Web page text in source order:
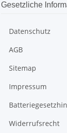
Gesetzliche
Datenschutz
AGB
Sitemap
Impressum
Widerrufsrecht